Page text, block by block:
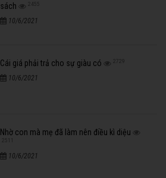
sách
2455
10/6/2021
Cái giá phải trả cho sự giàu có 2729
10/6/2021
Nhờ con mà mẹ đã làm nên điều kì diệu
10/6/2021